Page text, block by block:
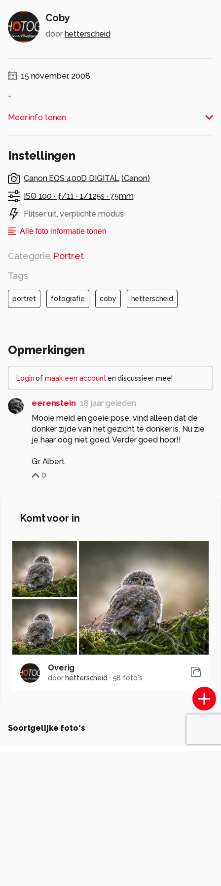
Coby
door hetterscheid
15 november, 2008
-
Alle rechten voorbehouden
Meer info tonen
Instellingen
Canon EOS 400D DIGITAL (Canon)
ISO 100 · ƒ/11 · 1/125s · 75mm
Flitser uit, verplichte modus
Alle foto informatie tonen
Categorie Portret
Tags
portret fotografie coby hetterscheid
Opmerkingen
Loginof maak een account en discussieer mee!
eerenstein 18 jaar geleden
Mooie meid en goeie pose, vind alleen dat de
donker zijde van het gezicht te donker is. Nu zie
je haar oog niet goed. Verder goed hoor!!
Gr. Albert
0
Komt voor in
Overig
door hetterscheid · 58 foto's
Soortgelijke foto's